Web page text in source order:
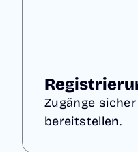
Zugänge
bereitstellen.